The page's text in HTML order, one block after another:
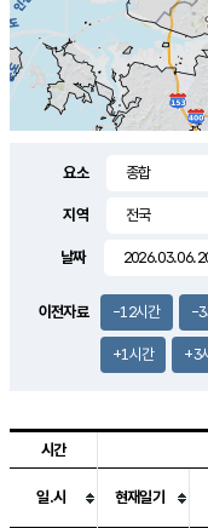
요소
지역
날짜
이전자료 -12시간 -3
+1시간 +3
시간
일.시 현재일기